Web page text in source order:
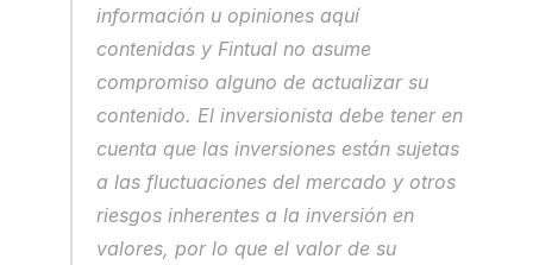
información u opiniones aquí
contenidas y Fintual no asume
compromiso alguno de actualizar su
contenido. El inversionista debe tener en
cuenta que las inversiones están sujetas
a las fluctuaciones del mercado y otros
riesgos inherentes a la inversión en
valores, por lo que el valor de su